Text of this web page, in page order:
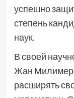
успешно
степень
наук.
В своей
Жан
расширять